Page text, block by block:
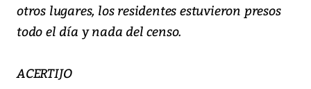
otros lugares, los residentes estuvieron presos
todo el día y nada del censo.
ACERTIJO